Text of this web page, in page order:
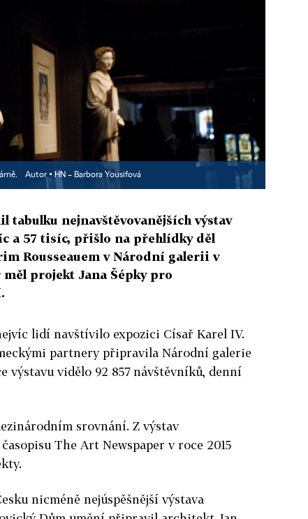
Autor ▪ HN – Barbora Yousifová
tabulku nejnavštěvovanějších výstav
a 57 tisíc, přišlo na přehlídky děl
Rousseauem v Národní galerii v
projekt Jana Šépky pro
lidí navštívilo expozici Císař Karel IV.
partnery připravila Národní galerie
výstavu vidělo 92 857 návštěvníků, denní
srovnání. Z výstav
The Art Newspaper v roce 2015
nicméně nejúspěšnější výstava